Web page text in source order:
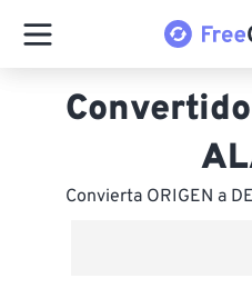
Convierta ORIGEN a